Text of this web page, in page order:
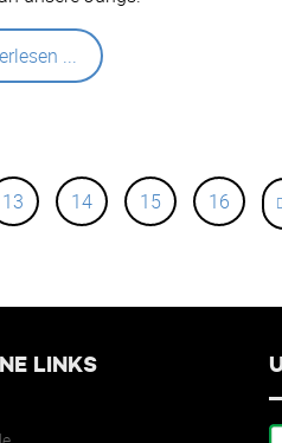
...
13 14 15 16
LINKS